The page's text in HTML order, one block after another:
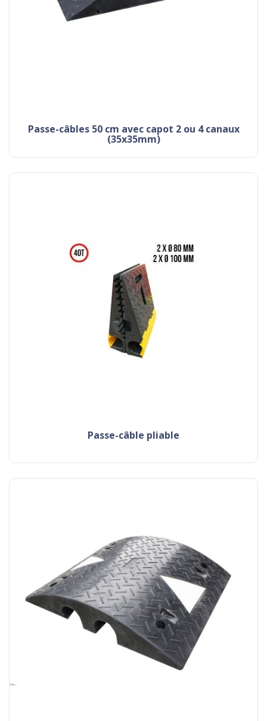
passe-câbles 50 cm avec capot 2 ou 4 canaux
(35x35mm)
passe-câble pliable